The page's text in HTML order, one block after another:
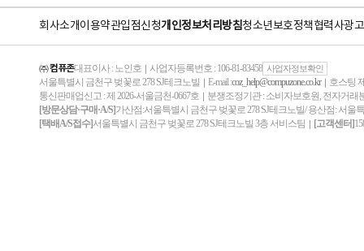
회사소개이용약관입점신청개인정보처리방침청소년보호정책협력사광
㈜ 컴퓨존대표이사 : 노인호 ｜ 사업자등록번호 : 106-81-83458 사업자정보확인
서울특별시 금천구 벚꽃로 278 SJ테크노빌 ｜ E-mail :coz_help@compuzone.co.kr｜ 호스팅
통신판매업신고 : 제 2026-서울금천-0667호 ｜ 분쟁조정기관 : 소비자보호원, 전자거래
[방문상담·구매·A/S]가산점:서울특별시 금천구 벚꽃로 278 SJ테크노빌/ 용산점: 서울
[택배A/S접수]서울특별시 금천구 벚꽃로 278 SJ테크노빌 3층 서비스팀 ｜ [고객센터]